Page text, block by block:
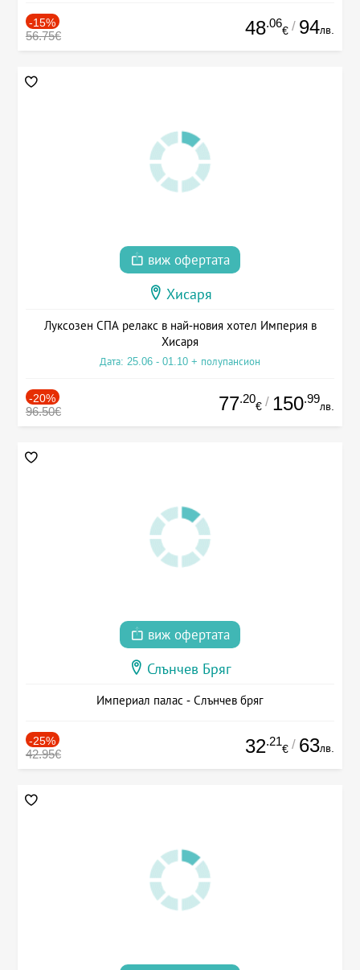
-15%
56.75€ 48.06
€ / 94лв.
виж офертата
Хисаря
Луксозен СПА релакс в най-новия хотел Империя в
Хисаря
Дата: 25.06 - 01.10 + полупансион
-20%
96.50€ 77.20
€ / 150.99
лв.
виж офертата
Слънчев Бряг
Империал палас - Слънчев бряг
-25%
42.95€ 32.21
€ / 63лв.